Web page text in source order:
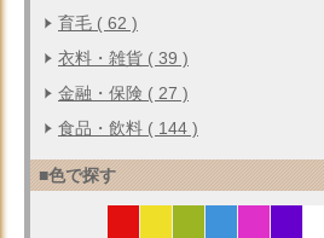
育毛 ( 62 )
衣料・雑貨 ( 39 )
金融・保険 ( 27 )
食品・飲料 ( 144 )
■色で探す